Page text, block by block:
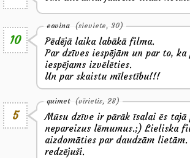
10
eovina (sieviete, 30)
Pēdējā laika labākā filma.
Par dzīves iespējām un par to,
iespējams izvēlēties.
Un par skaistu mīlestību!!!
5
quimet (vīrietis, 28)
Mūsu dzīve ir pārāk īsalai ēs tajā
nepareizus lēmumus.;) Lieliska
aizdomāties par daudzām
redzējuši.